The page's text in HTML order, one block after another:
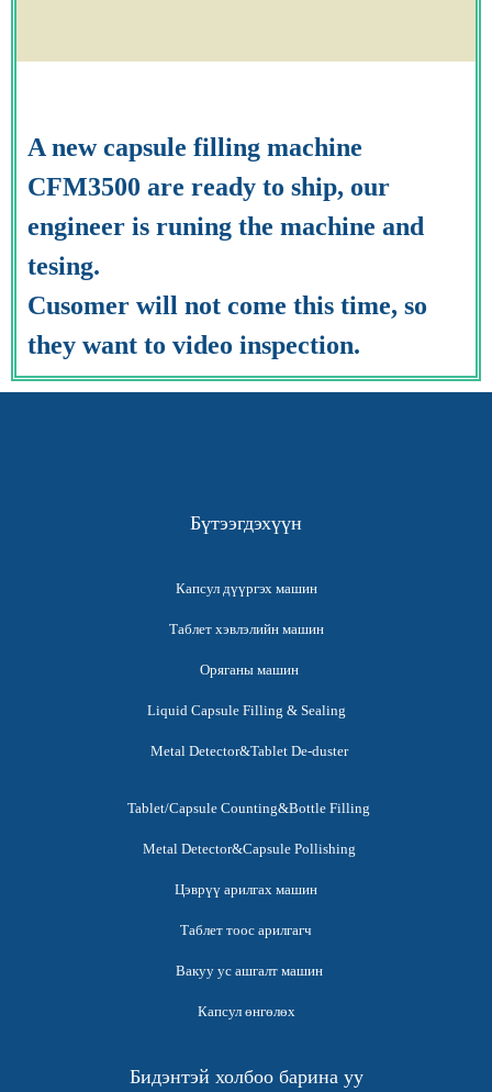
A new capsule filling machine
CFM3500 are ready to ship, our
engineer is runing the machine and
tesing.
Cusomer will not come this time, so
they want to video inspection.
Бүтээгдэхүүн
Капсул дүүргэх машин
Таблет хэвлэлийн машин
Оряганы машин
Liquid Capsule Filling & Sealing
Metal Detector&Tablet De-duster
Tablet/Capsule Counting&Bottle Filling
Metal Detector&Capsule Pollishing
Цэврүү арилгах машин
Таблет тоос арилгагч
Вакуу ус ашгалт машин
Капсул өнгөлөх
Бидэнтэй холбоо барина уу